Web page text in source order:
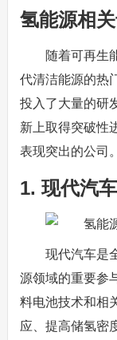
氢能源相
随着可再生
代清洁能源的热
投入了大量的研
新上取得突破性
表现突出的公司。
1. 现代汽车
现代汽车是
源领域的重要参
料电池技术和相
应、提高储氢密